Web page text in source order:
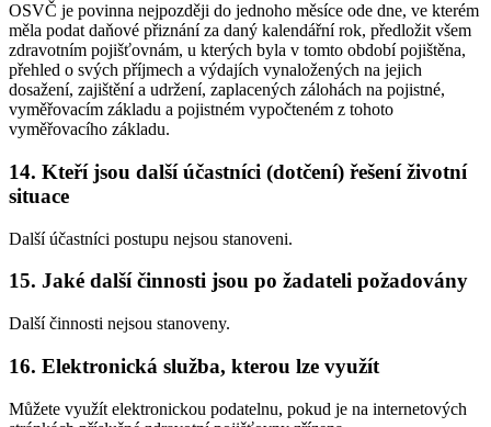
OSVČ je povinna nejpozději do jednoho měsíce ode dne, ve kterém
měla podat daňové přiznání za daný kalendářní rok, předložit všem
zdravotním pojišťovnám, u kterých byla v tomto období pojištěna,
přehled o svých příjmech a výdajích vynaložených na jejich
dosažení, zajištění a udržení, zaplacených zálohách na pojistné,
vyměřovacím základu a pojistném vypočteném z tohoto
vyměřovacího základu.
14. Kteří jsou další účastníci (dotčení) řešení životní
situace
Další účastníci postupu nejsou stanoveni.
15. Jaké další činnosti jsou po žadateli požadovány
Další činnosti nejsou stanoveny.
16. Elektronická služba, kterou lze využít
Můžete využít elektronickou podatelnu, pokud je na internetových